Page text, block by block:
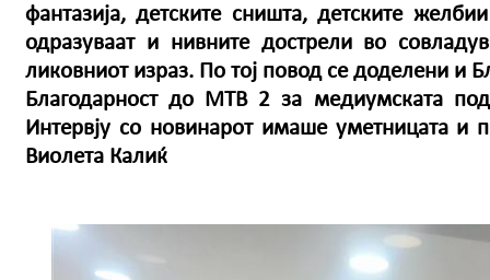
фантазија, детските сништа, детските
одразуваат и нивните дострели во
ликовниот израз. По тој повод се доделени и
Благодарност до МТВ 2 за медиумската
Интервју со новинарот имаше уметницата и
Виолета Калиќ